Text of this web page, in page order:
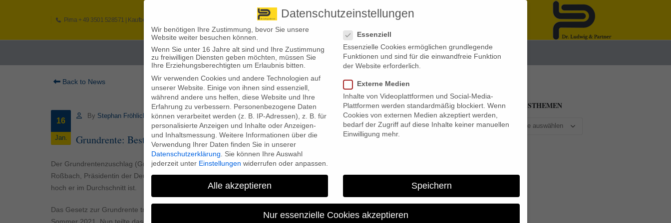
Pirna+ 49 3501 528571 | Kaufbeuren So finden Sie unsStandorte
Home Wir bieten Leistungsübersicht Über uns Standorte News
Back to News
16
Jan.
By Stephan Fröhlich
Grundrente: Bestandsprüfung abgeschlossen
Der Grundrentenzuschlag (Grundrente) wurde „erfolgreich eingeführt“ wie Bundesarbeitsminister Hubertus Heil und Gundula
Roßbach, Präsidentin der Deutschen Rentenversicherung Bund, betonen. Wieviele Rentner den Zuschlag bekommen und wie
hoch er im Durchschnitt ist.
Das Gesetz zur Grundrente trat am 01. Januar 2021 in Kraft, erste Auszahlungen gab es aber erst nach Verspätungen im
BEITRAGSTHEMEN
Datenschutzeinstellungen
Wir benötigen Ihre Zustimmung, bevor Sie unsere
Website weiter besuchen können.
Wenn Sie unter 16 Jahre alt sind und Ihre Zustimmung
zu freiwilligen Diensten geben möchten, müssen Sie
Ihre Erziehungsberechtigten um Erlaubnis bitten.
Wir verwenden Cookies und andere Technologien auf
unserer Website. Einige von ihnen sind essenziell,
während andere uns helfen, diese Website und Ihre
Erfahrung zu verbessern.
Personenbezogene Daten
können verarbeitet werden (z. B. IP-Adressen), z. B. für
personalisierte Anzeigen und Inhalte oder Anzeigen-
und Inhaltsmessung. Weitere Informationen über die
Verwendung Ihrer Daten finden Sie in unserer
Datenschutzerklärung
Sie können Ihre Auswahl
jederzeit unter Einstellungen widerrufen oder anpassen.
Essenziell
Essenzielle Cookies ermöglichen grundlegende
Funktionen und sind für die einwandfreie Funktion
der Website erforderlich.
Externe Medien
Inhalte von Videoplattformen und Social-Media-
Plattformen werden standardmäßig blockiert. Wenn
Cookies von externen Medien akzeptiert werden,
bedarf der Zugriff auf diese Inhalte keiner manuellen
Einwilligung mehr.
Alle akzeptieren Speichern
Nur essenzielle Cookies akzeptieren